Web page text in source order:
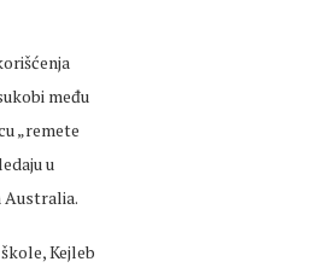
među
„remete
u
Australia.
Kejleb